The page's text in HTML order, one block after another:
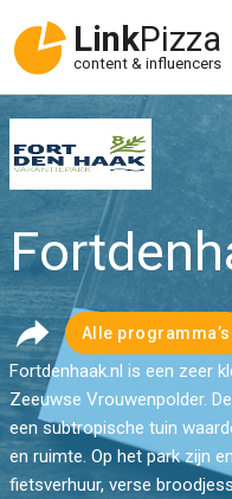
LinkPizza
content & influencers
Alle programma’s
Fortdenhaak.nl is een zeer
Zeeuwse Vrouwenpolder.
een subtropische tuin
en ruimte. Op het park zijn
fietsverhuur, verse